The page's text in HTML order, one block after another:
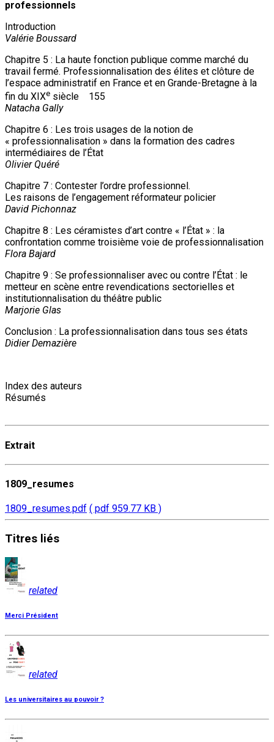
professionnels
Introduction
Valérie Boussard
Chapitre 5 : La haute fonction publique comme marché du
travail fermé. Professionnalisation des élites et clôture de
l’espace administratif en France et en Grande-Bretagne à la
fin du XIXe siècle 155
Natacha Gally
Chapitre 6 : Les trois usages de la notion de
« professionnalisation » dans la formation des cadres
intermédiaires de l’État
Olivier Quéré
Chapitre 7 : Contester l’ordre professionnel.
Les raisons de l’engagement réformateur policier
David Pichonnaz
Chapitre 8 : Les céramistes d’art contre « l’État » : la
confrontation comme troisième voie de professionnalisation
Flora Bajard
Chapitre 9 : Se professionnaliser avec ou contre l’État : le
metteur en scène entre revendications sectorielles et
institutionnalisation du théâtre public
Marjorie Glas
Conclusion : La professionnalisation dans tous ses états
Didier Demazière
Index des auteurs
Résumés
Extrait
1809_resumes
1809_resumes.pdf ( pdf 959.77 KB )
Titres liés
related
Merci Président
related
Les universitaires au pouvoir ?